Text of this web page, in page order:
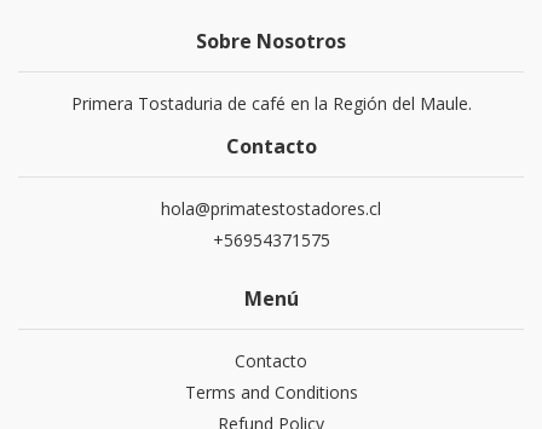
Sobre Nosotros
Primera Tostaduria de café en la Región del Maule.
Contacto
hola@primatestostadores.cl
+56954371575
Menú
Contacto
Terms and Conditions
Refund Policy